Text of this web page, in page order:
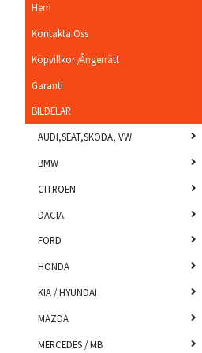
Hem
Kontakta Oss
Köpvillkor /Ångerrätt
Garanti
BILDELAR
AUDI,SEAT,SKODA, VW
BMW
CITROEN
DACIA
FORD
HONDA
KIA / HYUNDAI
MAZDA
MERCEDES / MB